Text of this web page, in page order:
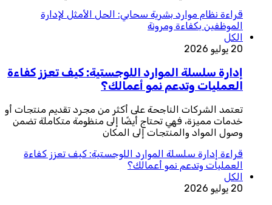
قراءة نظام موارد بشرية سحابي: الحل الأمثل لإدارة
الموظفين بكفاءة ومرونة
الكل
20 يوليو 2026
إدارة سلسلة الموارد اللوجستية: كيف تعزز كفاءة
العمليات وتدعم نمو أعمالك؟
تعتمد الشركات الناجحة على أكثر من مجرد تقديم منتجات أو
خدمات مميزة، فهي تحتاج أيضًا إلى منظومة متكاملة تضمن
وصول المواد والمنتجات إلى المكان
قراءة إدارة سلسلة الموارد اللوجستية: كيف تعزز كفاءة
العمليات وتدعم نمو أعمالك؟
الكل
20 يوليو 2026